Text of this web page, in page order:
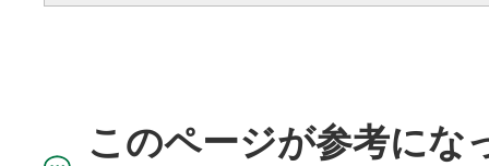
このページが参考にな